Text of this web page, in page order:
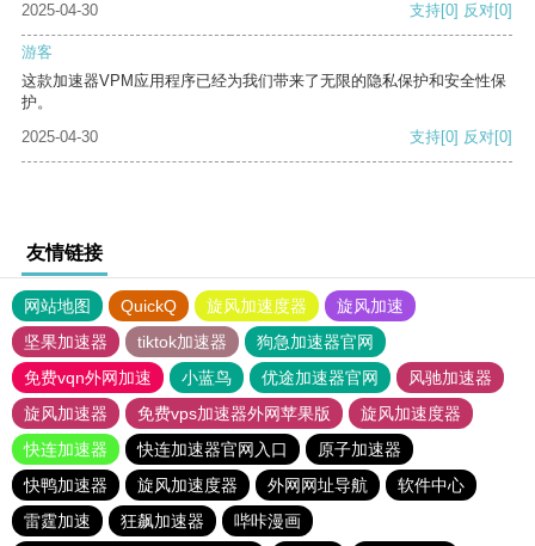
2025-04-30
支持[0] 反对[0]
游客
这款加速器VPM应用程序已经为我们带来了无限的隐私保护和安全性保
护。
2025-04-30
支持[0] 反对[0]
友情链接
网站地图 QuickQ 旋风加速度器
旋风加速
坚果加速器
tiktok加速器
狗急加速器官网
免费vqn外网加速
小蓝鸟 优途加速器官网
风驰加速器
旋风加速器
免费vps加速器外网苹果版
旋风加速度器
快连加速器
快连加速器官网入口
原子加速器
快鸭加速器
旋风加速度器 外网网址导航
软件中心
雷霆加速
狂飙加速器
哔咔漫画